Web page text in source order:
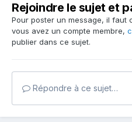
Rejoindre le sujet et
Pour poster un message, il faut
vous avez un compte membre,
publier dans ce sujet.
Répondre à ce sujet…